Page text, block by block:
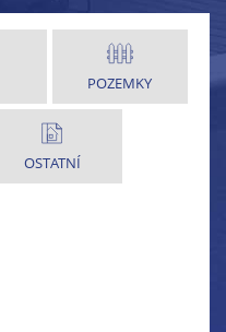
POZEMKY
OSTATNÍ